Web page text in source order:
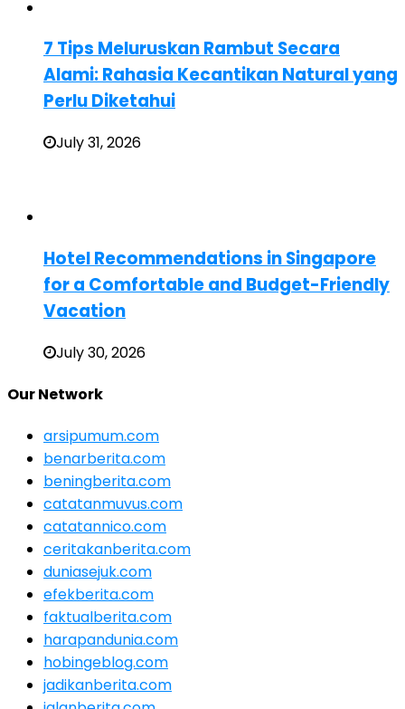
7 Tips Meluruskan Rambut Secara
Alami: Rahasia Kecantikan Natural yang
Perlu Diketahui
July 31, 2026
Hotel Recommendations in Singapore
for a Comfortable and Budget-Friendly
Vacation
July 30, 2026
Our Network
arsipumum.com
benarberita.com
beningberita.com
catatanmuvus.com
catatannico.com
ceritakanberita.com
duniasejuk.com
efekberita.com
faktualberita.com
harapandunia.com
hobingeblog.com
jadikanberita.com